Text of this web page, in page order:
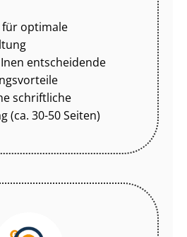
für optimale
entscheidende
schriftliche
(ca. 30-50 Seiten)